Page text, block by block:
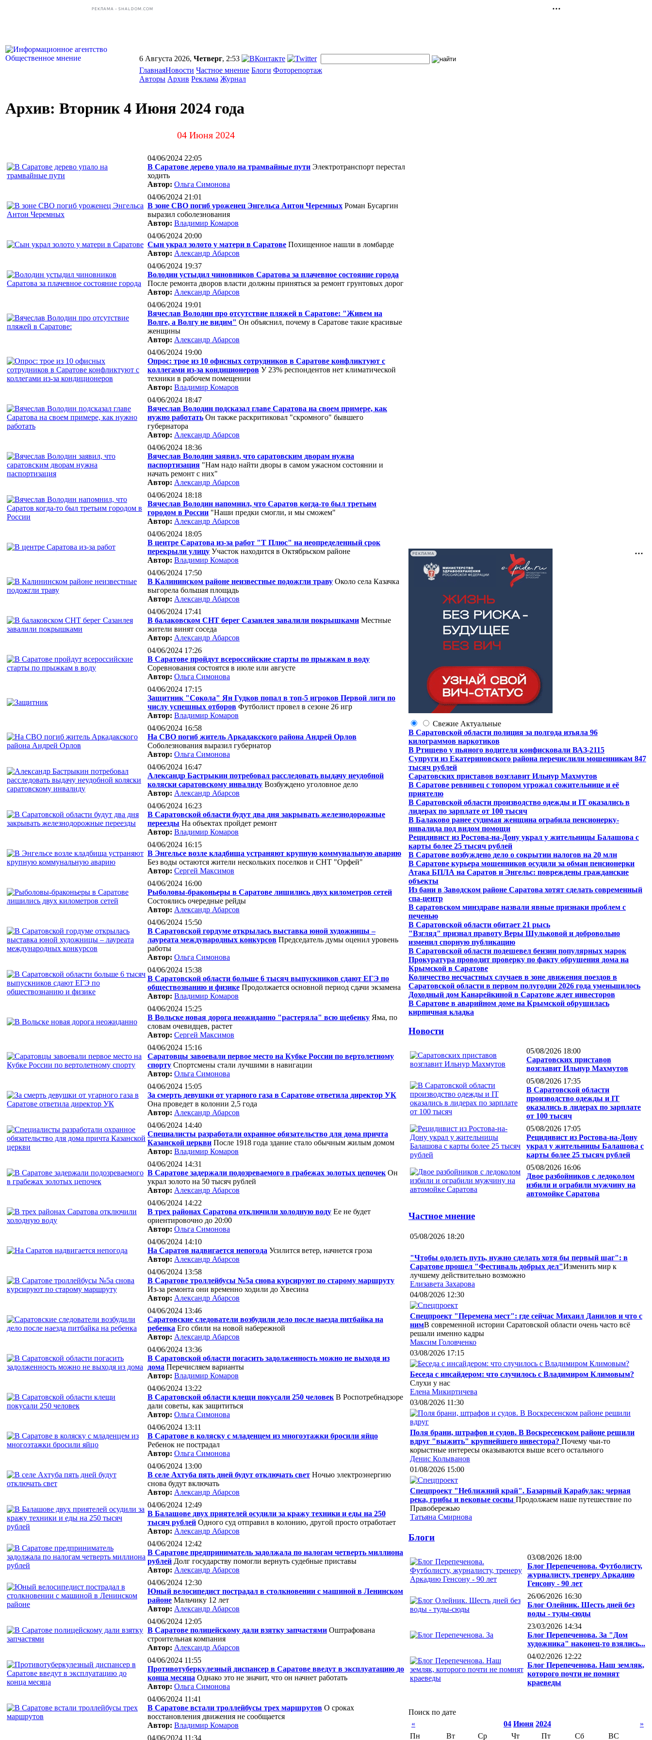
РЕКЛАМА • SHALDOM.COM
6 Августа 2026, Четверг, 2:53
ГлавнаяНовости Частное мнение Блоги Фоторепортаж
Авторы Архив Реклама Журнал
Архив: Вторник 4 Июня 2024 года
04 Июня 2024
04/06/2024 22:05
В Саратове дерево упало на трамвайные пути Электротранспорт перестал
ходить
Автор: Ольга Симонова
04/06/2024 21:01
В зоне СВО погиб уроженец Энгельса Антон Черемных Роман Бусаргин
выразил соболезнования
Автор: Владимир Комаров
04/06/2024 20:00
Сын украл золото у матери в Саратове Похищенное нашли в ломбарде
Автор: Александр Абарсов
04/06/2024 19:37
Володин устыдил чиновников Саратова за плачевное состояние города
После ремонта дворов власти должны приняться за ремонт грунтовых дорог
Автор: Александр Абарсов
04/06/2024 19:01
Вячеслав Володин про отсутствие пляжей в Саратове: "Живем на
Волге, а Волгу не видим" Он объяснил, почему в Саратове такие красивые
женщины
Автор: Александр Абарсов
04/06/2024 19:00
Опрос: трое из 10 офисных сотрудников в Саратове конфликтуют с
коллегами из-за кондиционеров У 23% респондентов нет климатической
техники в рабочем помещении
Автор: Владимир Комаров
04/06/2024 18:47
Вячеслав Володин подсказал главе Саратова на своем примере, как
нужно работать Он также раскритиковал "скромного" бывшего
губернатора
Автор: Александр Абарсов
04/06/2024 18:36
Вячеслав Володин заявил, что саратовским дворам нужна
паспортизация "Нам надо найти дворы в самом ужасном состоянии и
начать ремонт с них"
Автор: Александр Абарсов
04/06/2024 18:18
Вячеслав Володин напомнил, что Саратов когда-то был третьим
городом в России "Наши предки смогли, и мы сможем"
Автор: Александр Абарсов
04/06/2024 18:05
В центре Саратова из-за работ "Т Плюс" на неопределенный срок
перекрыли улицу Участок находится в Октябрьском районе
Автор: Владимир Комаров
04/06/2024 17:50
В Калининском районе неизвестные подожгли траву Около села Казачка
выгорела большая площадь
Автор: Александр Абарсов
04/06/2024 17:41
В балаковском СНТ берег Сазанлея завалили покрышками Местные
жители винят соседа
Автор: Александр Абарсов
04/06/2024 17:26
В Саратове пройдут всероссийские старты по прыжкам в воду
Соревнования состоятся в июле или августе
Автор: Ольга Симонова
04/06/2024 17:15
Защитник "Сокола" Ян Гудков попал в топ-5 игроков Первой лиги по
числу успешных отборов Футболист провел в сезоне 26 игр
Автор: Владимир Комаров
04/06/2024 16:58
На СВО погиб житель Аркадакского района Андрей Орлов
Соболезнования выразил губернатор
Автор: Ольга Симонова
04/06/2024 16:47
Александр Бастрыкин потребовал расследовать выдачу неудобной
коляски саратовскому инвалиду Возбуждено уголовное дело
Автор: Александр Абарсов
04/06/2024 16:23
В Саратовской области будут два дня закрывать железнодорожные
переезды На объектах пройдет ремонт
Автор: Владимир Комаров
04/06/2024 16:15
В Энгельсе возле кладбища устраняют крупную коммунальную аварию
Без воды остаются жители нескольких поселков и СНТ "Орфей"
Автор: Сергей Максимов
04/06/2024 16:00
Рыболовы-браконьеры в Саратове лишились двух километров сетей
Состоялись очередные рейды
Автор: Александр Абарсов
04/06/2024 15:50
В Саратовской гордуме открылась выставка юной художницы –
лауреата международных конкурсов Председатель думы оценил уровень
работы
Автор: Ольга Симонова
04/06/2024 15:38
В Саратовской области больше 6 тысяч выпускников сдают ЕГЭ по
обществознанию и физике Продолжается основной период сдачи экзамена
Автор: Владимир Комаров
04/06/2024 15:25
В Вольске новая дорога неожиданно "растеряла" всю щебенку Яма, по
словам очевидцев, растет
Автор: Сергей Максимов
04/06/2024 15:16
Саратовцы завоевали первое место на Кубке России по вертолетному
спорту Спортсмены стали лучшими в навигации
Автор: Ольга Симонова
04/06/2024 15:05
За смерть девушки от угарного газа в Саратове ответила директор УК
Она проведет в колонии 2,5 года
Автор: Александр Абарсов
04/06/2024 14:40
Специалисты разработали охранное обязательство для дома причта
Казанской церкви После 1918 года здание стало обычным жилым домом
Автор: Владимир Комаров
04/06/2024 14:31
В Саратове задержали подозреваемого в грабежах золотых цепочек Он
украл золото на 50 тысяч рублей
Автор: Александр Абарсов
04/06/2024 14:22
В трех районах Саратова отключили холодную воду Ее не будет
ориентировочно до 20:00
Автор: Ольга Симонова
04/06/2024 14:10
На Саратов надвигается непогода Усилится ветер, начнется гроза
Автор: Александр Абарсов
04/06/2024 13:58
В Саратове троллейбусы №5а снова курсируют по старому маршруту
Из-за ремонта они временно ходили до Хвесина
Автор: Александр Абарсов
04/06/2024 13:46
Саратовские следователи возбудили дело после наезда питбайка на
ребенка Его сбили на новой набережной
Автор: Александр Абарсов
04/06/2024 13:36
В Саратовской области погасить задолженность можно не выходя из
дома Перечисляем варианты
Автор: Владимир Комаров
04/06/2024 13:22
В Саратовской области клещи покусали 250 человек В Роспотребнадзоре
дали советы, как защититься
Автор: Ольга Симонова
04/06/2024 13:11
В Саратове в коляску с младенцем из многоэтажки бросили яйцо
Ребенок не пострадал
Автор: Ольга Симонова
04/06/2024 13:00
В селе Ахтуба пять дней будут отключать свет Ночью электроэнергию
снова будут включать
Автор: Александр Абарсов
04/06/2024 12:49
В Балашове двух приятелей осудили за кражу техники и еды на 250
тысяч рублей Одного суд отправил в колонию, другой просто отработает
Автор: Александр Абарсов
04/06/2024 12:42
В Саратове предприниматель задолжала по налогам четверть миллиона
рублей Долг государству помогли вернуть судебные приставы
Автор: Александр Абарсов
04/06/2024 12:30
Юный велосипедист пострадал в столкновении с машиной в Ленинском
районе Мальчику 12 лет
Автор: Александр Абарсов
04/06/2024 12:05
В Саратове полицейскому дали взятку запчастями Оштрафована
строительная компания
Автор: Александр Абарсов
04/06/2024 11:55
Противотуберкулезный диспансер в Саратове введут в эксплуатацию до
конца месяца Однако это не значит, что он начнет работать
Автор: Ольга Симонова
04/06/2024 11:41
В Саратове встали троллейбусы трех маршрутов О сроках
восстановления движения не сообщается
Автор: Владимир Комаров
04/06/2024 11:34
РЕКЛАМА
Свежие Актуальные
В Саратовской области полиция за полгода изъяла 96
килограммов наркотиков
В Ртищево у пьяного водителя конфисковали ВАЗ-2115
Супруги из Екатериновского района перечислили мошенникам 847
тысяч рублей
Саратовских приставов возглавит Ильнур Махмутов
В Саратове ревнивец с топором угрожал сожительнице и её
приятелю
В Саратовской области производство одежды и IT оказались в
лидерах по зарплате от 100 тысяч
В Балаково ранее судимая женщина ограбила пенсионерку-
инвалида под видом помощи
Рецидивист из Ростова-на-Дону украл у жительницы Балашова с
карты более 25 тысяч рублей
В Саратове возбуждено дело о сокрытии налогов на 20 млн
В Саратове курьера мошенников осудили за обман пенсионерки
Атака БПЛА на Саратов и Энгельс: повреждены гражданские
объекты
Из бани в Заводском районе Саратова хотят сделать современный
спа-центр
В саратовском минздраве назвали явные признаки проблем с
печенью
В Саратовской области обитает 21 рысь
"Взгляд" признал правоту Веры Шульковой и добровольно
изменил спорную публикацию
В Саратовской области подешевел бензин популярных марок
Прокуратура проводит проверку по факту обрушения дома на
Крымской в Саратове
Количество несчастных случаев в зоне движения поездов в
Саратовской области в первом полугодии 2026 года уменьшилось
Доходный дом Канарейкиной в Саратове ждет инвесторов
В Саратове в аварийном доме на Крымской обрушилась
кирпичная кладка
Новости
05/08/2026 18:00
Саратовских приставов
возглавит Ильнур Махмутов
05/08/2026 17:35
В Саратовской области
производство одежды и IT
оказались в лидерах по зарплате
от 100 тысяч
05/08/2026 17:05
Рецидивист из Ростова-на-Дону
украл у жительницы Балашова с
карты более 25 тысяч рублей
05/08/2026 16:06
Двое разбойников с ледоколом
избили и ограбили мужчину на
автомойке Саратова
Частное мнение
05/08/2026 18:20
"Чтобы одолеть путь, нужно сделать хотя бы первый шаг": в
Саратове прошел "Фестиваль добрых дел"Изменить мир к
лучшему действительно возможно
Елизавета Захарова
04/08/2026 12:30
Спецпроект "Перемена мест": где сейчас Михаил Данилов и что с
нимВ современной истории Саратовской области очень часто всё
решали именно кадры
Максим Головченко
03/08/2026 17:15
Беседа с инсайдером: что случилось с Владимиром Климовым?
Слухи у нас
Елена Микиртичева
03/08/2026 11:30
Поля брани, штрафов и судов. В Воскресенском районе решили
вдруг "выжить" крупнейшего инвестора? Почему чьи-то
корыстные интересы оказываются выше всего остального
Денис Колыванов
01/08/2026 15:00
Спецпроект "Неближний край". Базарный Карабулак: черная
река, грибы и вековые сосны Продолжаем наше путешествие по
Правобережью
Татьяна Смирнова
Блоги
03/08/2026 18:00
Блог Перепеченова. Футболисту,
журналисту, тренеру Аркадию
Генсону - 90 лет
26/06/2026 16:30
Блог Олейник. Шесть дней без
воды - туды-сюды
23/03/2026 14:34
Блог Перепеченова. За "Дом
художника" наконец-то взялись...
04/02/2026 12:22
Блог Перепеченова. Наш земляк,
которого почти не помнят
краеведы
Поиск по дате
«
04 Июня 2024
»
Пн
Вт Ср Чт Пт Сб ВС